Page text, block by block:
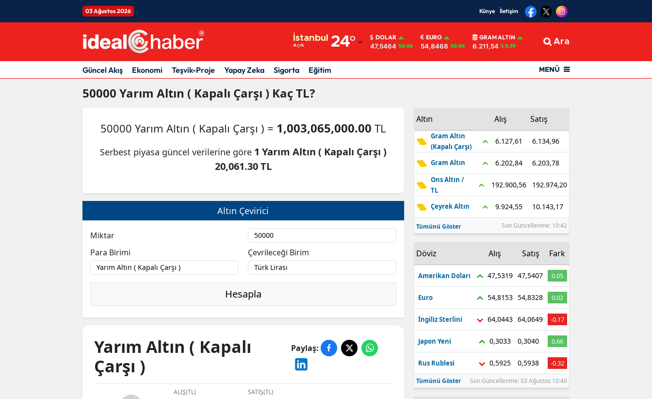
03 Ağustos 2026 Künye İletişim
İstanbul
Açık 24°
Adıyaman
Afyonkarahisar
Ağrı
Ankara
Antalya
Bilecik
Burdur
Çanakkale
Çankırı
Çorum
DOLAR
47,5464 %0.06
EURO
54,8468 %0.04
GRAM ALTIN
6.211,54 % 0,59 Ara
Güncel Akış Ekonomi Teşvik-Proje Yapay Zeka Sigorta Eğitim MENÜ
50000 Yarım Altın ( Kapalı Çarşı ) Kaç TL?
50000 Yarım Altın ( Kapalı Çarşı ) = 1,003,065,000.00 TL
Serbest piyasa güncel verilerine göre 1 Yarım Altın ( Kapalı Çarşı )
20,061.30 TL
Altın Çevirici
Miktar
Para Birimi
Çevrileceği Birim
Hesapla
Yarım Altın ( Kapalı
Çarşı )
Paylaş:
ALIŞ(TL) SATIŞ(TL)
Altın Alış Satış
Gram Altın
(Kapalı Çarşı)
6.127,61 6.134,96
Gram Altın 6.202,84 6.203,78
Ons Altın /
TL
192.900,56 192.974,20
Çeyrek Altın 9.924,55 10.143,17
Tümünü Göster Son Güncellenme: 10:42
Döviz Alış Satış Fark
Amerikan Doları 47,5319 47,5407 0.05
Euro 54,8153 54,8328 0.02
İngiliz Sterlini 64,0443 64,0649 -0.17
Japon Yeni 0,3033 0,3040 0.66
Rus Rublesi 0,5925 0,5938 -0.32
Tümünü Göster Son Güncellenme: 03 Ağustos 10:40